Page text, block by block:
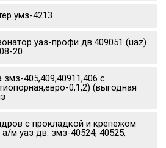
умз-4213
уаз-профи дв.409051 (uaz)
20
змз-405,409,40911,406 с
0,1,2) (выгодная
с прокладкой и крепежом
м уаз дв. змз-40524, 40525,